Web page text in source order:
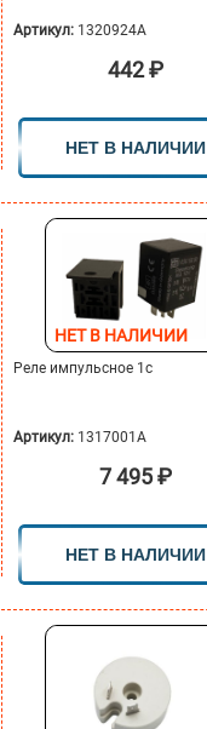
Артикул: 1320924A
442₽
НЕТ В НАЛИЧИИ
НЕТ В НАЛИЧИИ
Реле импульсное 1с
Артикул: 1317001A
7 495₽
НЕТ В НАЛИЧИИ